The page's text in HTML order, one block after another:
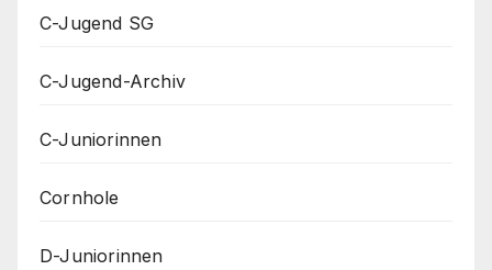
C-Jugend SG
C-Jugend-Archiv
C-Juniorinnen
Cornhole
D-Juniorinnen